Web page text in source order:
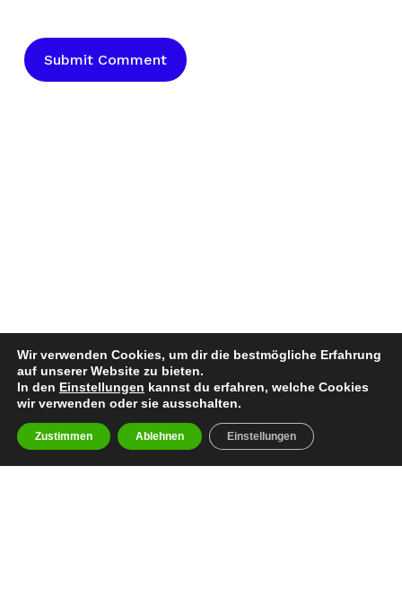
Wir verwenden Cookies, um dir die bestmögliche Erfahrung
auf unserer Website zu bieten.
In den Einstellungen kannst du erfahren, welche Cookies
wir verwenden oder sie ausschalten.
Zustimmen Ablehnen Einstellungen